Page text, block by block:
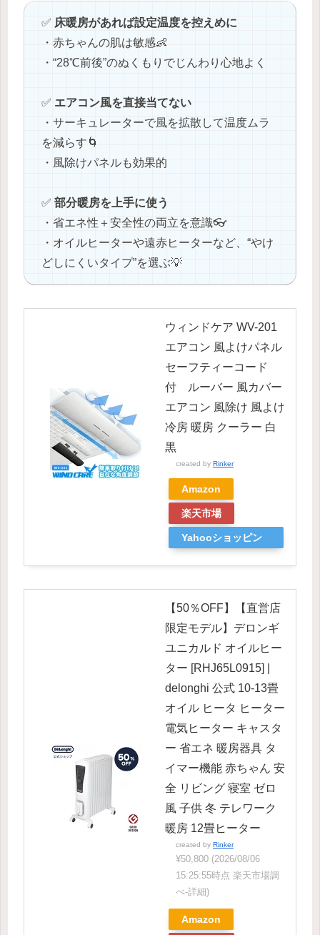
✅ 床暖房があれば設定温度を控えめに
・赤ちゃんの肌は敏感👶
・“28℃前後”のぬくもりでじんわり心地よく
✅ エアコン風を直接当てない
・サーキュレーターで風を拡散して温度ムラ
を減らす🌀
・風除けパネルも効果的
✅ 部分暖房を上手に使う
・省エネ性＋安全性の両立を意識👓
・オイルヒーターや遠赤ヒーターなど、“やけ
どしにくいタイプ”を選ぶ💡
ウィンドケア WV-201
エアコン 風よけパネル
セーフティーコード
付 ルーバー 風カバー
エアコン 風除け 風よけ
冷房 暖房 クーラー 白
黒
created by Rinker
Amazon
楽天市場
Yahooショッピン
【50％OFF】【直営店
限定モデル】デロンギ
ユニカルド オイルヒー
ター [RHJ65L0915] |
delonghi 公式 10-13畳
オイル ヒータ ヒーター
電気ヒーター キャスタ
ー 省エネ 暖房器具 タ
イマー機能 赤ちゃん 安
全 リビング 寝室 ゼロ
風 子供 冬 テレワーク
暖房 12畳ヒーター
created by Rinker
¥50,800 (2026/08/06
15:25:55時点 楽天市場調
べ-詳細)
Amazon